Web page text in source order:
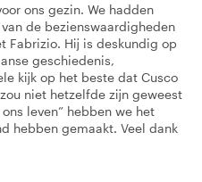
ons gezin. We hadden
de bezienswaardigheden
Fabrizio. Hij is deskundig op
geschiedenis,
kijk op het beste dat Cusco
niet hetzelfde zijn geweest
leven” hebben we het
hebben gemaakt. Veel dank